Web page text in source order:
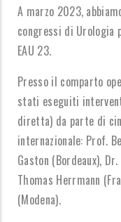
A marzo 2023,
congressi di Urologia
EAU 23.
Presso il comparto
stati eseguiti
diretta) da parte di
internazionale: Prof.
Gaston (Bordeaux),
Thomas Herrmann
(Modena).